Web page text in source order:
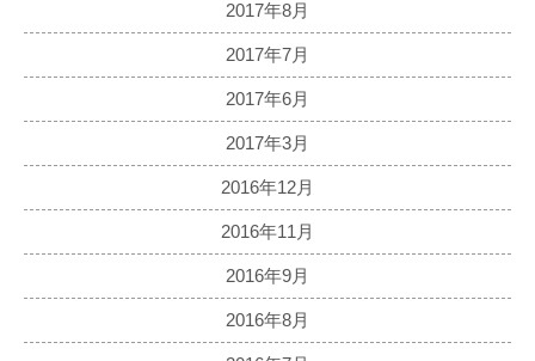
2017年8月
2017年7月
2017年6月
2017年3月
2016年12月
2016年11月
2016年9月
2016年8月